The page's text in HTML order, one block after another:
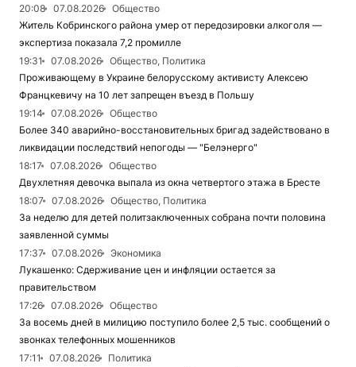
20:08
07.08.2026
Общество
Житель Кобринского района умер от передозировки алкоголя —
экспертиза показала 7,2 промилле
19:31
07.08.2026
Общество, Политика
Проживающему в Украине белорусскому активисту Алексею
Францкевичу на 10 лет запрещен въезд в Польшу
19:14
07.08.2026
Общество
Более 340 аварийно-восстановительных бригад задействовано в
ликвидации последствий непогоды — "Белэнерго"
18:17
07.08.2026
Общество
Двухлетняя девочка выпала из окна четвертого этажа в Бресте
18:07
07.08.2026
Общество, Политика
За неделю для детей политзаключенных собрана почти половина
заявленной суммы
17:37
07.08.2026
Экономика
Лукашенко: Сдерживание цен и инфляции остается за
правительством
17:26
07.08.2026
Общество
За восемь дней в милицию поступило более 2,5 тыс. сообщений о
звонках телефонных мошенников
17:11
07.08.2026
Политика